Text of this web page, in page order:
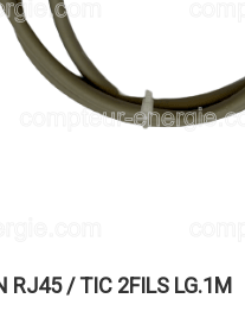
RJ45 / TIC 2FILS LG.1M